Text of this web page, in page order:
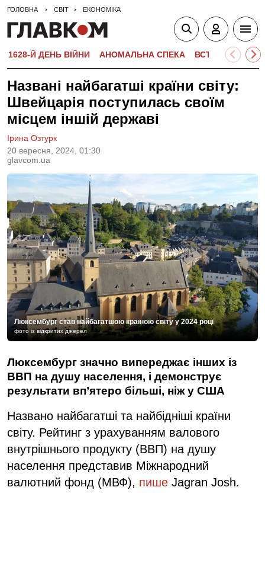
ГОЛОВНА СВІТ ЕКОНОМІКА
1628-Й ДЕНЬ ВІЙНИ АНОМАЛЬНА СПЕКА ВСТУПНА
Названі найбагатші країни світу:
Швейцарія поступилась своїм
місцем іншій державі
20 вересня, 2024, 01:30
glavcom.ua
Ірина Озтурк
Люксембург став найбагатшою країною світу у 2024 році
фото із відкритих джерел
Люксембург значно випереджає інших із
ВВП на душу населення, і демонструє
результати вп’ятеро більші, ніж у США
Названо найбагатші та найбідніші країни
світу. Рейтинг з урахуванням валового
внутрішнього продукту (ВВП) на душу
населення представив Міжнародний
валютний фонд (МВФ), пише Jagran Josh.